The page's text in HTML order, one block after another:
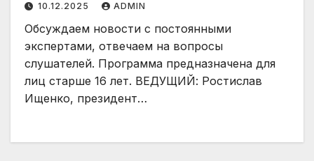
10.12.2025 ADMIN
Обсуждаем новости с постоянными
экспертами, отвечаем на вопросы
слушателей. Программа предназначена для
лиц старше 16 лет. ВЕДУЩИЙ: Ростислав
Ищенко, президент…